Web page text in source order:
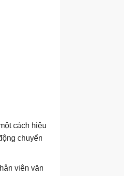
cách hiệu
chuyển
viên văn